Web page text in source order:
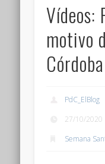
Vídeos:
motivo
Córdoba
PdC_ElBlog
27/10/2020
Semana